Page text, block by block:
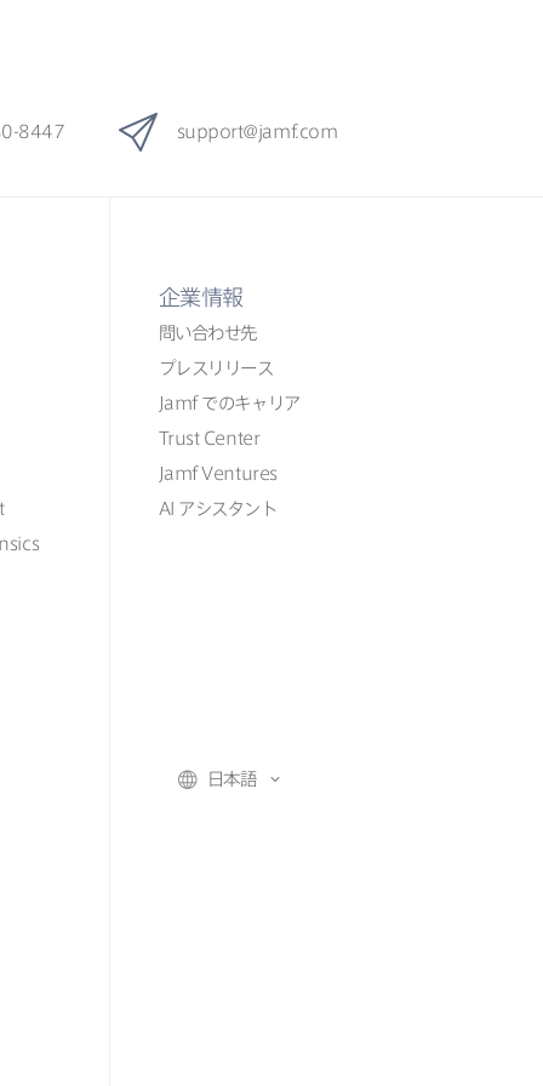
8447 support@jamf. com
企業情報
問い​合わせ先
プレスリリース
Jamf での​​キャリア
Trust Center
Jamf Ventures
AI アシスタント
日本語